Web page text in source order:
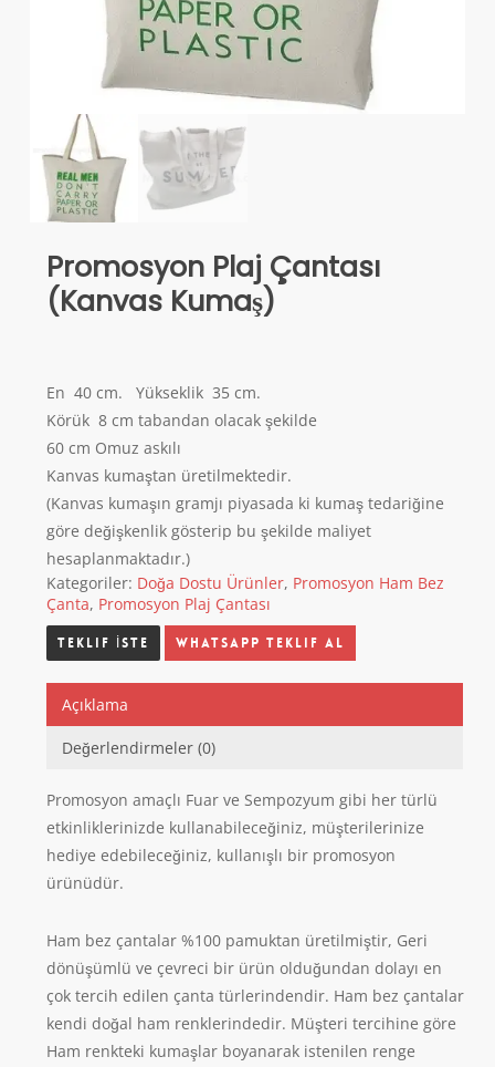
Promosyon Plaj Çantası
(Kanvas Kumaş)
En 40 cm. Yükseklik 35 cm.
Körük 8 cm tabandan olacak şekilde
60 cm Omuz askılı
Kanvas kumaştan üretilmektedir.
(Kanvas kumaşın gramjı piyasada ki kumaş tedariğine
göre değişkenlik gösterip bu şekilde maliyet
hesaplanmaktadır.)
Kategoriler: Doğa Dostu Ürünler, Promosyon Ham Bez
Çanta, Promosyon Plaj Çantası
Whatsapp Teklif Al
Açıklama
Değerlendirmeler (0)
Promosyon amaçlı Fuar ve Sempozyum gibi her türlü
etkinliklerinizde kullanabileceğiniz, müşterilerinize
hediye edebileceğiniz, kullanışlı bir promosyon
ürünüdür.
Ham bez çantalar %100 pamuktan üretilmiştir, Geri
dönüşümlü ve çevreci bir ürün olduğundan dolayı en
çok tercih edilen çanta türlerindendir. Ham bez çantalar
kendi doğal ham renklerindedir. Müşteri tercihine göre
Ham renkteki kumaşlar boyanarak istenilen renge